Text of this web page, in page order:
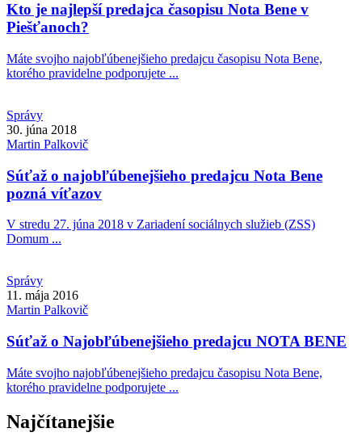
Kto je najlepší predajca časopisu Nota Bene v
Piešťanoch?
Máte svojho najobľúbenejšieho predajcu časopisu Nota Bene,
ktorého pravidelne podporujete ...
Správy
30. júna 2018
Martin Palkovič
Súťaž o najobľúbenejšieho predajcu Nota Bene
pozná víťazov
V stredu 27. júna 2018 v Zariadení sociálnych služieb (ZSS)
Domum ...
Správy
11. mája 2016
Martin Palkovič
Súťaž o Najobľúbenejšieho predajcu NOTA BENE
Máte svojho najobľúbenejšieho predajcu časopisu Nota Bene,
ktorého pravidelne podporujete ...
Najčítanejšie